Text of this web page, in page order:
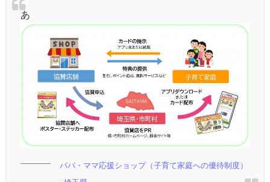
あ
パパ・ママ応援ショップ（子育て家庭への優待制度）